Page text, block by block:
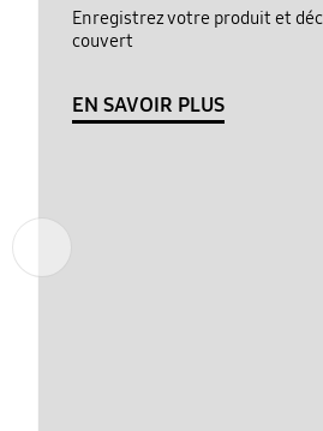
Enregistrez votre produit et
couvert
EN SAVOIR PLUS